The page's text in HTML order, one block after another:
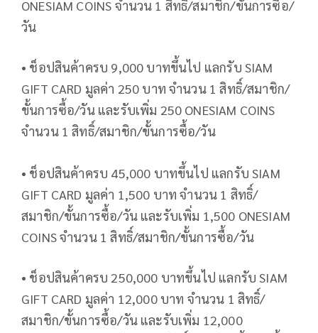
ONESIAM COINS จำนวน 1 สิทธิ์/สมาชิก/ขั้นการซื้อ/
วัน
• ช็อปสินค้าครบ 9,000 บาทขึ้นไป แลกรับ SIAM
GIFT CARD มูลค่า 250 บาท จำนวน 1 สิทธิ์/สมาชิก/
ขั้นการซื้อ/วัน และรับเพิ่ม 250 ONESIAM COINS
จำนวน 1 สิทธิ์/สมาชิก/ขั้นการซื้อ/วัน
• ช็อปสินค้าครบ 45,000 บาทขึ้นไป แลกรับ SIAM
GIFT CARD มูลค่า 1,500 บาท จำนวน 1 สิทธิ์/
สมาชิก/ขั้นการซื้อ/วัน และรับเพิ่ม 1,500 ONESIAM
COINS จำนวน 1 สิทธิ์/สมาชิก/ขั้นการซื้อ/วัน
• ช็อปสินค้าครบ 250,000 บาทขึ้นไป แลกรับ SIAM
GIFT CARD มูลค่า 12,000 บาท จำนวน 1 สิทธิ์/
สมาชิก/ขั้นการซื้อ/วัน และรับเพิ่ม 12,000